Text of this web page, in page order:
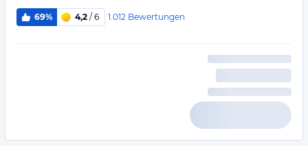
69% 4,2 / 6 1.012 Bewertungen